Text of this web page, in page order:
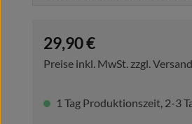
Regulärer Preis:
29,90 €
Preise inkl. MwSt. zzgl.
1 Tag Produktionszeit, 2-3